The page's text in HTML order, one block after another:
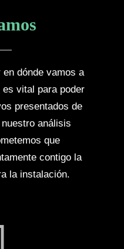
dónde vamos a
vital para poder
presentados de
análisis
que
contigo la
la instalación.